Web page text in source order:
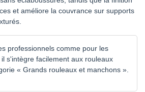
et améliore la couvrance sur supports
professionnels comme pour les
s'intègre facilement aux rouleaux
« Grands rouleaux et manchons ».